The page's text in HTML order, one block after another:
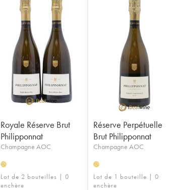
Royale Réserve Brut
Philipponnat
Champagne AOC
H
Lot de 2 bouteilles | 0
enchère
Réserve Perpétuelle
Brut Philipponnat
Champagne AOC
H
Lot de 1 bouteille | 0
enchère